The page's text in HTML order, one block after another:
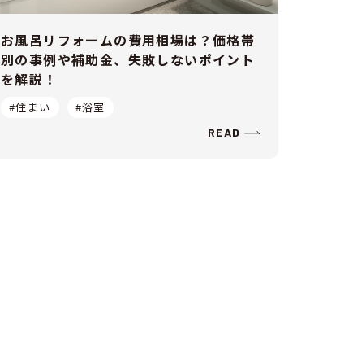
お風呂リフォームの費用相場は？価格帯
別の事例や補助金、失敗しないポイント
を解説！
#住まい #浴室
READ